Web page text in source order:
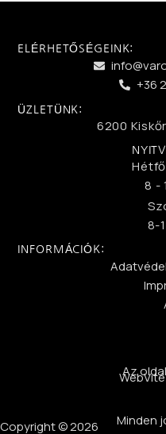
ELÉRHETŐSÉGEINK:
+36
ÜZLETÜNK:
6200
8 -
8-
INFORMÁCIÓK:
Az
Minden
Copyright © 2026